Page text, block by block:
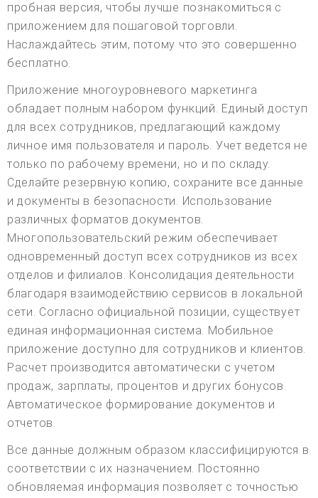
пробная версия, чтобы лучше познакомиться с
приложением для пошаговой торговли.
Наслаждайтесь этим, потому что это совершенно
бесплатно.
Приложение многоуровневого маркетинга
обладает полным набором функций. Единый доступ
для всех сотрудников, предлагающий каждому
личное имя пользователя и пароль. Учет ведется не
только по рабочему времени, но и по складу.
Сделайте резервную копию, сохраните все данные
и документы в безопасности. Использование
различных форматов документов.
Многопользовательский режим обеспечивает
одновременный доступ всех сотрудников из всех
отделов и филиалов. Консолидация деятельности
благодаря взаимодействию сервисов в локальной
сети. Согласно официальной позиции, существует
единая информационная система. Мобильное
приложение доступно для сотрудников и клиентов.
Расчет производится автоматически с учетом
продаж, зарплаты, процентов и других бонусов.
Автоматическое формирование документов и
отчетов.
Все данные должным образом классифицируются в
соответствии с их назначением. Постоянно
обновляемая информация позволяет с точностью